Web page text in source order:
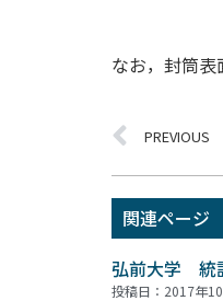
E-
なお，封筒表
PREVIOUS
関連ページ
弘前大学 統
投稿日：2017年